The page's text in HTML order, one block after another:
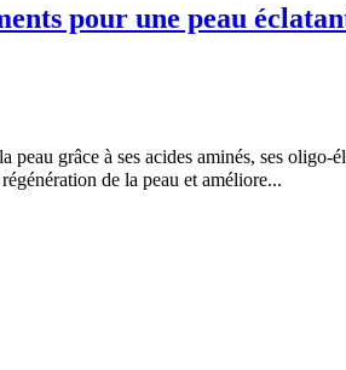
pour une peau
grâce à ses acides aminés, ses oligo-
de la peau et améliore...